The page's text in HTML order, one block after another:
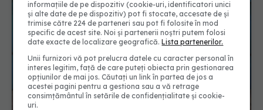
informațiile de pe dispozitiv (cookie-uri, identificatori unici
și alte date de pe dispozitiv) pot fi stocate, accesate de și
trimise către 224 de parteneri sau pot fi folosite în mod
specific de acest site. Noi și partenerii noștri putem folosi
date exacte de localizare geografică.Lista partenerilor.
Unii furnizori vă pot prelucra datele cu caracter personal în
interes legitim, față de care puteți obiecta prin gestionarea
opțiunilor de mai jos. Căutați un link în partea de jos a
acestei pagini pentru a gestiona sau a vă retrage
consimțământul în setările de confidențialitate și cookie-
uri.